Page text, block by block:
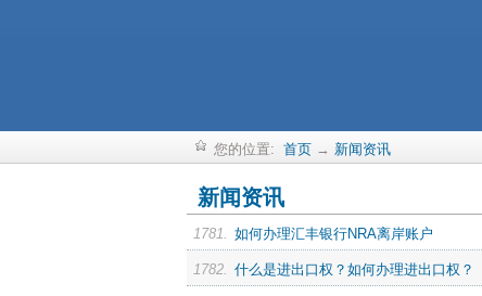
您的位置: 首页 → 新闻资讯
新闻资讯
1781. 如何办理汇丰银行NRA离岸账户
1782. 什么是进出口权？如何办理进出口权？